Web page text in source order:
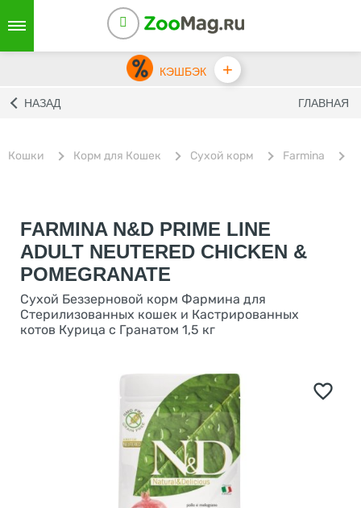
КЭШБЭК +
НАЗАД ГЛАВНАЯ
Кошки Корм для Кошек Сухой корм Farmina
FARMINA N&D PRIME LINE
ADULT NEUTERED CHICKEN &
POMEGRANATE
Сухой Беззерновой корм Фармина для
Стерилизованных кошек и Кастрированных
котов Курица с Гранатом 1,5 кг